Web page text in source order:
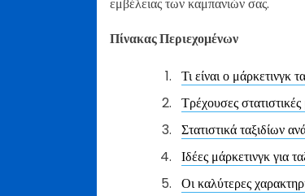
εμβέλειας των καμπανιών σας.
Πίνακας Περιεχομένων
Τι είναι ο μάρκετινγκ
Τρέχουσες
Στατιστικά ταξιδίων
Ιδέες μάρκετινγκ για
Οι καλύτερες